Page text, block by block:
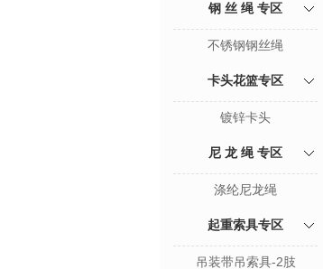
钢 丝 绳 专区
不锈钢钢丝绳
卡头花篮专区
镀锌卡头
尼 龙 绳 专区
涤纶尼龙绳
起重索具专区
吊装带吊索具-2肢